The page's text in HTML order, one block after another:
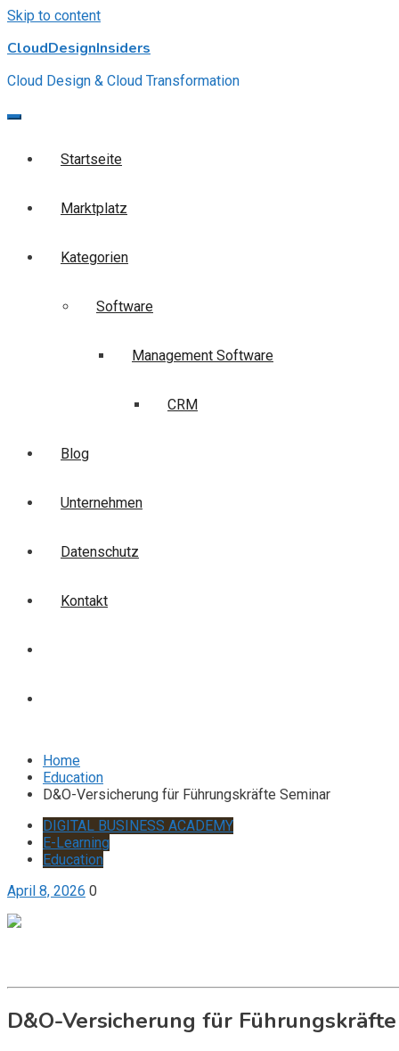
Skip to content
CloudDesignInsiders
Cloud Design & Cloud Transformation
Startseite
Marktplatz
Kategorien
Software
Management Software
CRM
Blog
Unternehmen
Datenschutz
Kontakt
Home
Education
D&O-Versicherung für Führungskräfte Seminar
DIGITAL BUSINESS ACADEMY
E-Learning
Education
April 8, 2026 0
D&O-Versicherung für